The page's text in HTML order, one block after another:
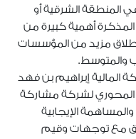
المنطقة الشرقية أو
أهمية كبيرة من
مزيد من المؤسسات
والمتوسط.
المالية إبراهيم بن فهد
المحوري لشركة مشاركة
الإيجابية
مع توجهات وقيم